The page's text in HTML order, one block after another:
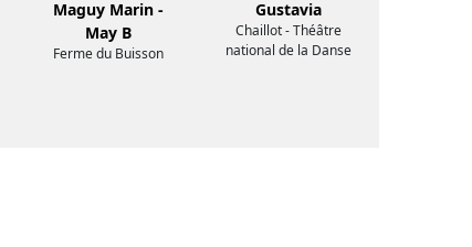
Maguy Marin -
May B
Ferme du Buisson
Gustavia
Chaillot - Théâtre
national de la Danse